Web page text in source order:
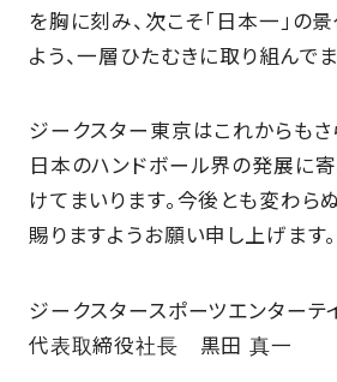
を胸に刻み、次こそ「日本一」の
よう、一層ひたむきに取り組んでま
ジークスター東京はこれからもさ
日本のハンドボール界の発展に
けてまいります。今後とも変わら
賜りますようお願い申し上げます。
ジークスタースポーツエンターテ
代表取締役社長 黒田 真一